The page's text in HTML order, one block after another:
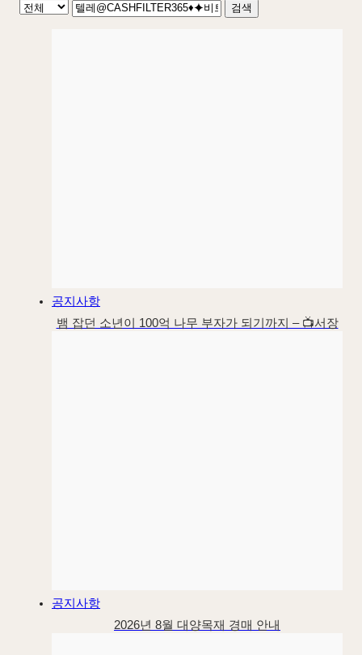
검색
공지사항
뱀 잡던 소년이 100억 나무 부자가 되기까지 – 📺서장
공지사항
2026년 8월 대양목재 경매 안내